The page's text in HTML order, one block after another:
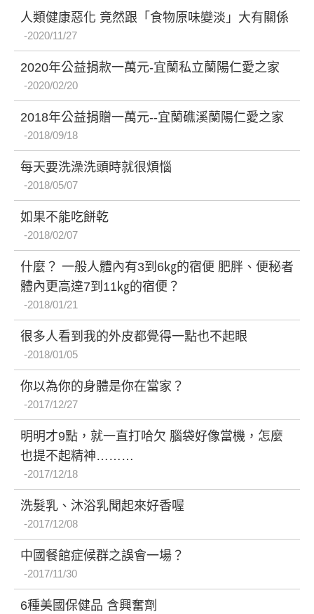
人類健康惡化 竟然跟「食物原味變淡」大有關係
2020/11/27
2020年公益捐款一萬元-宜蘭私立蘭陽仁愛之家
2020/02/20
2018年公益捐贈一萬元--宜蘭礁溪蘭陽仁愛之家
2018/09/18
每天要洗澡洗頭時就很煩惱
2018/05/07
如果不能吃餅乾
2018/02/07
什麼？ 一般人體內有3到6㎏的宿便 肥胖、便秘者
體內更高達7到11㎏的宿便？
2018/01/21
很多人看到我的外皮都覺得一點也不起眼
2018/01/05
你以為你的身體是你在當家？
2017/12/27
明明才9點，就一直打哈欠 腦袋好像當機，怎麼
也提不起精神………
2017/12/18
洗髮乳、沐浴乳聞起來好香喔
2017/12/08
中國餐館症候群之誤會一場？
2017/11/30
6種美國保健品 含興奮劑